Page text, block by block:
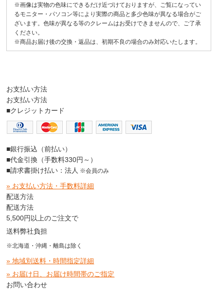
※画像は実物の色味にできるだけ近づけておりますが、ご覧になってい
るモニター・パソコン等により実際の商品と多少色味が異なる場合がご
ざいます。色味が異なる等のクレームはお受けできませんので、ご了承
ください。
※商品お届け後の交換・返品は、初期不良の場合のみ対応いたします。
お支払い方法
お支払い方法
■クレジットカード
■銀行振込（前払い）
■代金引換（手数料330円～）
■請求書掛け払い：法人 ※会員のみ
» お支払い方法・手数料詳細
配送方法
配送方法
5,500円以上のご注文で
送料弊社負担
※北海道・沖縄・離島は除く
» 地域別送料・時間指定詳細
» お届け日、お届け時間帯のご指定
お問い合わせ